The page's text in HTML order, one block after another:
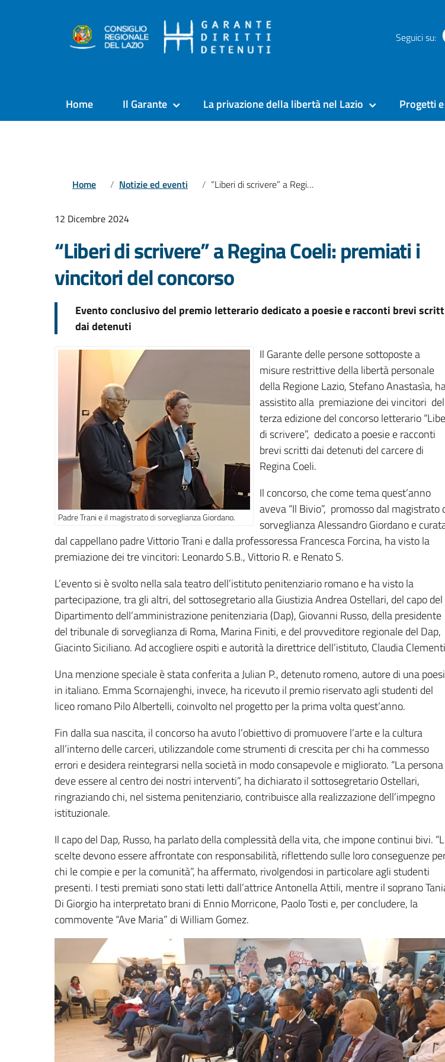
Seguici su:
Home Il Garante La privazione della libertà nel Lazio Progetti
Home Notizie ed eventi “Liberi di scrivere” a Regina Coeli: premiati i vincitori del concorso
12 Dicembre 2024
“Liberi di scrivere” a Regina Coeli: premiati i
vincitori del concorso
Evento conclusivo del premio letterario dedicato a poesie e racconti brevi
dai detenuti
Padre Trani e il magistrato di sorveglianza Giordano.
Il Garante delle persone sottoposte a
misure restrittive della libertà personale
della Regione Lazio, Stefano Anastasìa,
assistito alla premiazione dei vincitori
terza edizione del concorso letterario
di scrivere”, dedicato a poesie e racconti
brevi scritti dai detenuti del carcere di
Regina Coeli.
Il concorso, che come tema quest’anno
aveva “Il Bivio”, promosso dal magistrato
sorveglianza Alessandro Giordano e
dal cappellano padre Vittorio Trani e dalla professoressa Francesca Forcina, ha visto la
premiazione dei tre vincitori: Leonardo S.B., Vittorio R. e Renato S.
L’evento si è svolto nella sala teatro dell’istituto penitenziario romano e ha visto la
partecipazione, tra gli altri, del sottosegretario alla Giustizia Andrea Ostellari, del capo del
Dipartimento dell’amministrazione penitenziaria (Dap), Giovanni Russo, della presidente
del tribunale di sorveglianza di Roma, Marina Finiti, e del provveditore regionale del Dap,
Giacinto Siciliano. Ad accogliere ospiti e autorità la direttrice dell’istituto, Claudia
Una menzione speciale è stata conferita a Julian P., detenuto romeno, autore di una
in italiano. Emma Scornajenghi, invece, ha ricevuto il premio riservato agli studenti del
liceo romano Pilo Albertelli, coinvolto nel progetto per la prima volta quest’anno.
Fin dalla sua nascita, il concorso ha avuto l’obiettivo di promuovere l’arte e la cultura
all’interno delle carceri, utilizzandole come strumenti di crescita per chi ha commesso
errori e desidera reintegrarsi nella società in modo consapevole e migliorato. “La persona
deve essere al centro dei nostri interventi”, ha dichiarato il sottosegretario Ostellari,
ringraziando chi, nel sistema penitenziario, contribuisce alla realizzazione dell’impegno
istituzionale.
Il capo del Dap, Russo, ha parlato della complessità della vita, che impone continui bivi.
scelte devono essere affrontate con responsabilità, riflettendo sulle loro conseguenze
chi le compie e per la comunità”, ha affermato, rivolgendosi in particolare agli studenti
presenti. I testi premiati sono stati letti dall’attrice Antonella Attili, mentre il soprano
Di Giorgio ha interpretato brani di Ennio Morricone, Paolo Tosti e, per concludere, la
commovente “Ave Maria” di William Gomez.